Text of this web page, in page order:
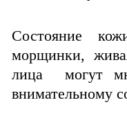
Состояние
морщинки,
лица могут
внимательному